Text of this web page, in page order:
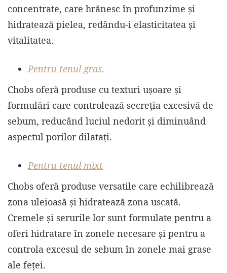
concentrate, care hrănesc în profunzime și
hidratează pielea, redându-i elasticitatea și
vitalitatea.
Pentru tenul gras.
Chobs oferă produse cu texturi ușoare și
formulări care controlează secreția excesivă de
sebum, reducând luciul nedorit și diminuând
aspectul porilor dilatați.
Pentru tenul mixt
Chobs oferă produse versatile care echilibrează
zona uleioasă și hidratează zona uscată.
Cremele și serurile lor sunt formulate pentru a
oferi hidratare în zonele necesare și pentru a
controla excesul de sebum în zonele mai grase
ale feței.